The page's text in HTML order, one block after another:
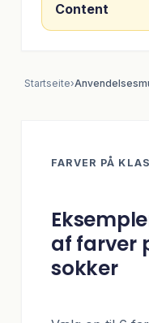
Content
Startseite›
FARVER PÅ
af farver
sokker